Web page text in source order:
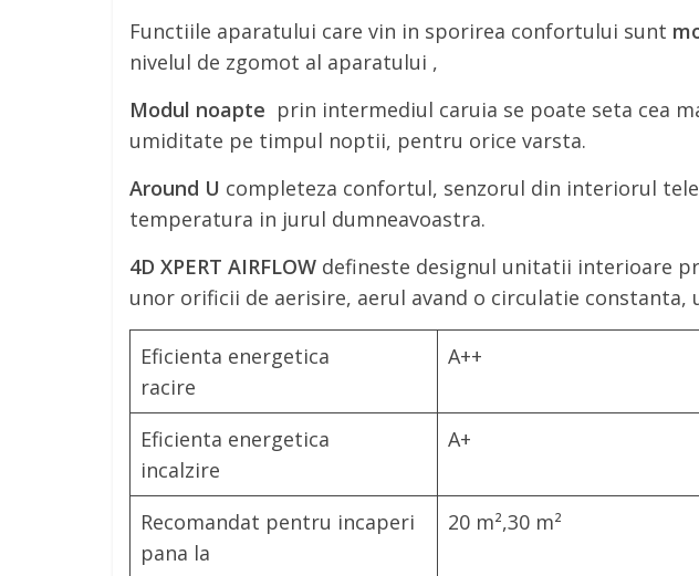
Functiile aparatului care vin in sporirea confortului sunt
nivelul de zgomot al aparatului ,
Modul noapte prin intermediul caruia se poate seta cea
umiditate pe timpul noptii, pentru orice varsta.
Around U completeza confortul, senzorul din interiorul
temperatura in jurul dumneavoastra.
4D XPERT AIRFLOW defineste designul unitatii interioare
unor orificii de aerisire, aerul avand o circulatie constanta,
Eficienta energetica
racire
A++
Eficienta energetica
incalzire
A+
Recomandat pentru incaperi
pana la
20 m²,30 m²